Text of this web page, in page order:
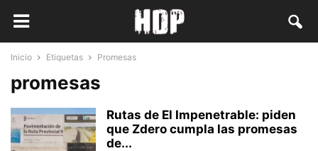
Inicio Etiquetas Promesas
promesas
Rutas de El Impenetrable: piden
que Zdero cumpla las promesas
de...